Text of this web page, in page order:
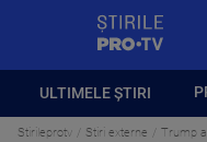
ULTIMELE ȘTIRI
Stirileprotv Stiri externe
Trump